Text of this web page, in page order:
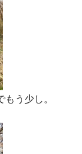
う少し。